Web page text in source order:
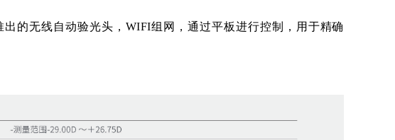
出的无线自动验光头，WIFI组网，通过平板进行控制，用于精确